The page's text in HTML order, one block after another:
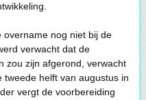
overname nog niet bij de
verwacht dat de
zou zijn afgerond, verwacht
tweede helft van augustus in
vergt de voorbereiding